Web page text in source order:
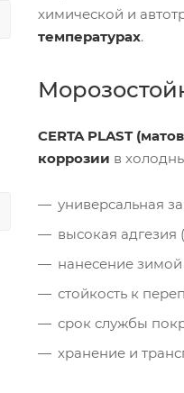
химической и
температурах.
CERTA PLAST
коррозии в
универсальная
высокая
нанесение
стойкость к
срок службы
хранение и